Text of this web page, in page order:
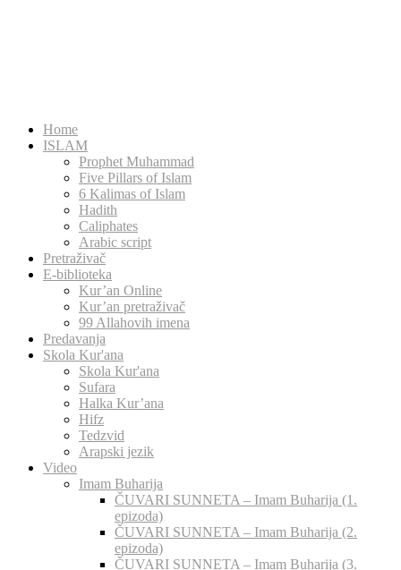
Home
ISLAM
Prophet Muhammad
Five Pillars of Islam
6 Kalimas of Islam
Hadith
Caliphates
Arabic script
Pretraživač
E-biblioteka
Kur’an Online
Kur’an pretraživač
99 Allahovih imena
Predavanja
Skola Kur'ana
Skola Kur'ana
Sufara
Halka Kur’ana
Hifz
Tedzvid
Arapski jezik
Video
Imam Buharija
ČUVARI SUNNETA – Imam Buharija (1.
epizoda)
ČUVARI SUNNETA – Imam Buharija (2.
epizoda)
ČUVARI SUNNETA – Imam Buharija (3.